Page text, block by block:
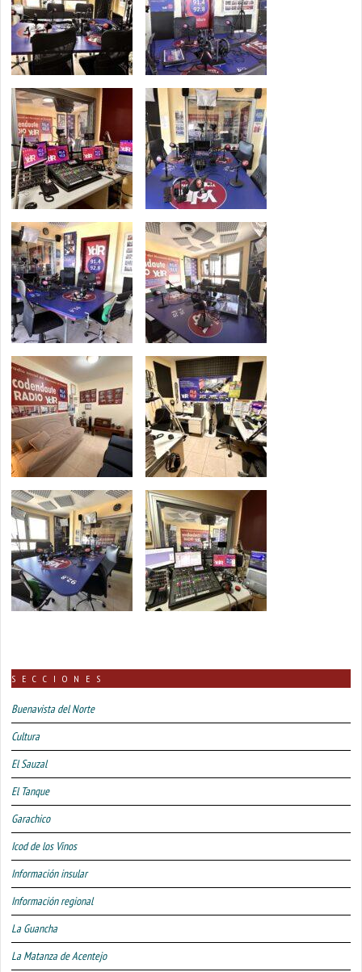
SECCIONES
Buenavista del Norte
Cultura
El Sauzal
El Tanque
Garachico
Icod de los Vinos
Información insular
Información regional
La Guancha
La Matanza de Acentejo